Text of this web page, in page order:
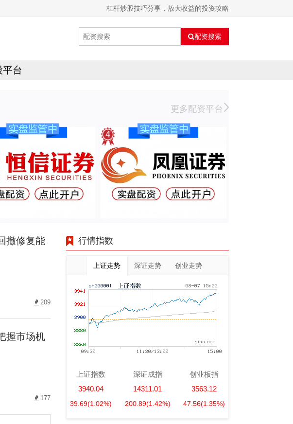
杠杆炒股技巧分享，放大收益的投资攻略
配资搜索
台
更多配资平台
撤修复能
209
握市场机
177
行情指数
上证走势 深证走势 创业走势
上证指数
3940.04
39.69(1.02%)
深证成指
14311.01
200.89(1.42%)
创业板指
3563.12
47.56(1.35%)